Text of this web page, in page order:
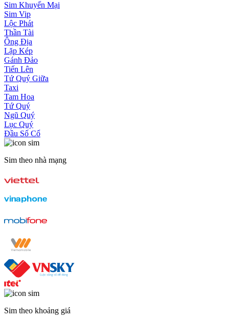
Sim Khuyến Mại
Sim Vip
Lộc Phát
Thần Tài
Ông Địa
Lặp Kép
Gánh Đảo
Tiến Lên
Tứ Quý Giữa
Taxi
Tam Hoa
Tứ Quý
Ngũ Quý
Lục Quý
Đầu Số Cổ
Sim theo nhà mạng
Sim theo khoảng giá